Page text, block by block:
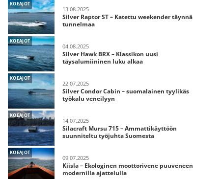
KOEAJOT
13.08.2025
Silver Raptor ST – Katettu weekender täynnä
tunnelmaa
KOEAJOT
04.08.2025
Silver Hawk BRX – Klassikon uusi
täysalumiininen luku alkaa
KOEAJOT
22.07.2025
Silver Condor Cabin – suomalainen tyylikäs
työkalu veneilyyn
KOEAJOT
14.07.2025
Silacraft Mursu 715 – Ammattikäyttöön
suunniteltu työjuhta Suomesta
KOEAJOT
09.07.2025
Kiisla – Ekologinen moottorivene puuveneen
modernilla ajattelulla